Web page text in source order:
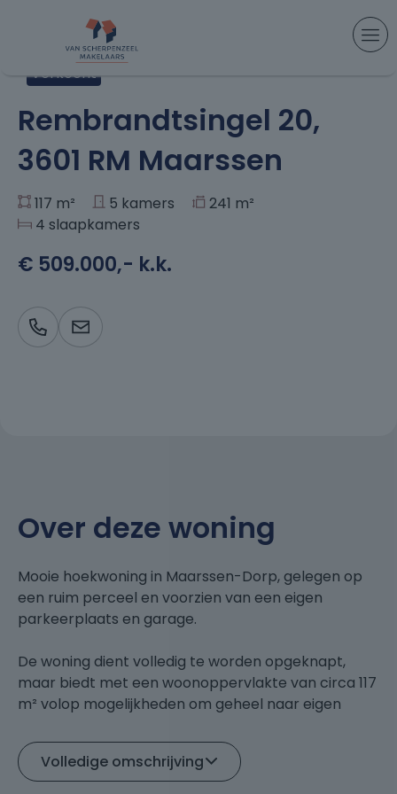
> Rembrandtsingel 20, Maarssen
Verkocht
+37
Rembrandtsingel 20,
3601 RM Maarssen
117 m² 5 kamers
241 m²
4 slaapkamers
€ 509.000,- k.k.
Over deze woning
Mooie hoekwoning in Maarssen-Dorp, gelegen op
een ruim perceel en voorzien van een eigen
parkeerplaats en garage.
De woning dient volledig te worden opgeknapt,
maar biedt met een woonoppervlakte van circa 117
m² volop mogelijkheden om geheel naar eigen
hoek beschikt de woning over een voor-, zij- en
achtertuin, wat zorgt voor extra ruimte en privacy.
Volledige omschrijving